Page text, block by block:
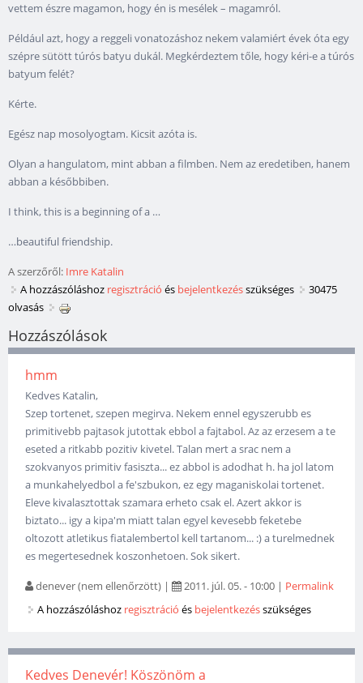
vettem észre magamon, hogy én is mesélek – magamról.
Például azt, hogy a reggeli vonatozáshoz nekem valamiért évek óta egy
szépre sütött túrós batyu dukál. Megkérdeztem tőle, hogy kéri-e a túrós
batyum felét?
Kérte.
Egész nap mosolyogtam. Kicsit azóta is.
Olyan a hangulatom, mint abban a filmben. Nem az eredetiben, hanem
abban a későbbiben.
I think, this is a beginning of a …
…beautiful friendship.
A szerzőről: Imre Katalin
A hozzászóláshoz regisztráció és bejelentkezésszükséges
30475
olvasás
Hozzászólások
hmm
Kedves Katalin,
Szep tortenet, szepen megirva. Nekem ennel egyszerubb es
primitivebb pajtasok jutottak ebbol a fajtabol. Az az erzesem a te
eseted a ritkabb pozitiv kivetel. Talan mert a srac nem a
szokvanyos primitiv fasiszta... ez abbol is adodhat h. ha jol latom
a munkahelyedbol a fe'szbukon, ez egy maganiskolai tortenet.
Eleve kivalasztottak szamara erheto csak el. Azert akkor is
biztato... igy a kipa'm miatt talan egyel kevesebb feketebe
oltozott atletikus fiatalembertol kell tartanom... :) a turelmednek
es megertesednek koszonhetoen. Sok sikert.
denever (nem ellenőrzött) | 2011. júl. 05. - 10:00 | Permalink
A hozzászóláshoz regisztráció és bejelentkezésszükséges
Kedves Denevér! Köszönöm a